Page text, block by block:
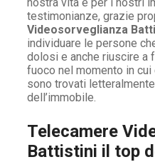
testimonianze, grazie
Videosorveglianza
individuare le persone
dolosi e anche riuscire a
fuoco nel momento in
sono trovati
dell’immobile.
Telecamere
Battistini il top